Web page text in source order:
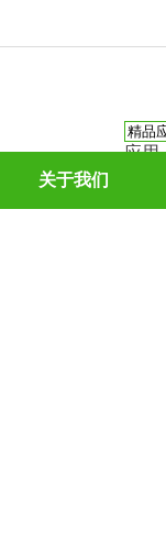
应用
关于我们